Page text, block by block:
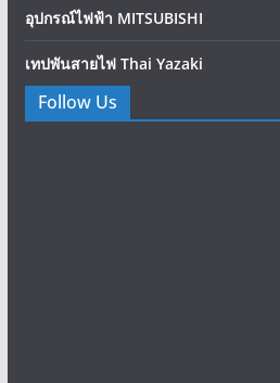
อุปกรณ์ไฟฟ้า MITSUBISHI
เทปพันสายไฟ Thai Yazaki
Follow Us